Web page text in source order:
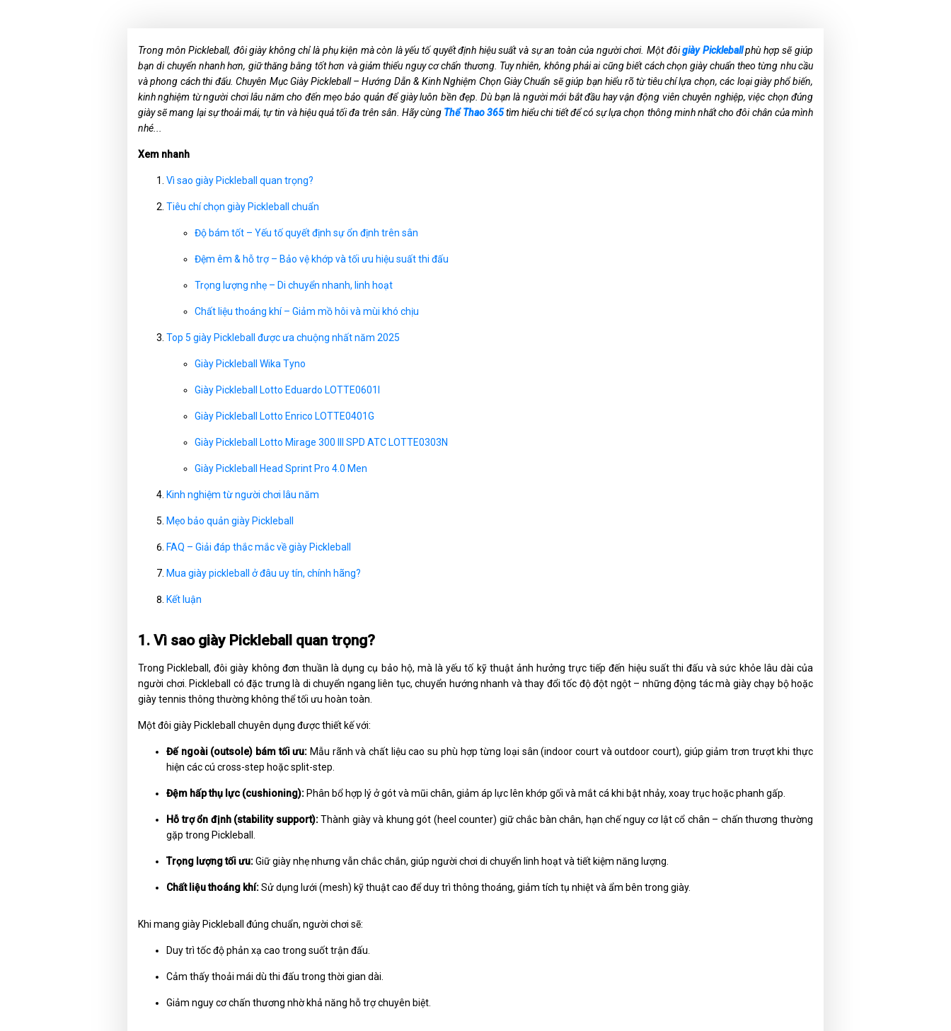
Trong môn Pickleball, đôi giày không chỉ là phụ kiện mà còn là yếu tố quyết định hiệu suất và sự an toàn của người chơi. Một đôigiày Pickleballphù hợp sẽ giúp
bạn di chuyển nhanh hơn, giữ thăng bằng tốt hơn và giảm thiểu nguy cơ chấn thương. Tuy nhiên, không phải ai cũng biết cách chọn giày chuẩn theo từng nhu cầu
và phong cách thi đấu. Chuyên Mục Giày Pickleball – Hướng Dẫn & Kinh Nghiệm Chọn Giày Chuẩn sẽ giúp bạn hiểu rõ từ tiêu chí lựa chọn, các loại giày phổ biến,
kinh nghiệm từ người chơi lâu năm cho đến mẹo bảo quản để giày luôn bền đẹp. Dù bạn là người mới bắt đầu hay vận động viên chuyên nghiệp, việc chọn đúng
giày sẽ mang lại sự thoải mái, tự tin và hiệu quả tối đa trên sân. Hãy cùng Thể Thao 365tìm hiểu chi tiết để có sự lựa chọn thông minh nhất cho đôi chân của mình
nhé...
Xem nhanh
Vì sao giày Pickleball quan trọng?
Tiêu chí chọn giày Pickleball chuẩn
Độ bám tốt – Yếu tố quyết định sự ổn định trên sân
Đệm êm & hỗ trợ – Bảo vệ khớp và tối ưu hiệu suất thi đấu
Trọng lượng nhẹ – Di chuyển nhanh, linh hoạt
Chất liệu thoáng khí – Giảm mồ hôi và mùi khó chịu
Top 5 giày Pickleball được ưa chuộng nhất năm 2025
Giày Pickleball Wika Tyno
Giày Pickleball Lotto Eduardo LOTTE0601I
Giày Pickleball Lotto Enrico LOTTE0401G
Giày Pickleball Lotto Mirage 300 III SPD ATC LOTTE0303N
Giày Pickleball Head Sprint Pro 4.0 Men
Kinh nghiệm từ người chơi lâu năm
Mẹo bảo quản giày Pickleball
FAQ – Giải đáp thắc mắc về giày Pickleball
Mua giày pickleball ở đâu uy tín, chính hãng?
Kết luận
1. Vì sao giày Pickleball quan trọng?
Trong Pickleball, đôi giày không đơn thuần là dụng cụ bảo hộ, mà là yếu tố kỹ thuật ảnh hưởng trực tiếp đến hiệu suất thi đấu và sức khỏe lâu dài của
người chơi. Pickleball có đặc trưng là di chuyển ngang liên tục, chuyển hướng nhanh và thay đổi tốc độ đột ngột – những động tác mà giày chạy bộ hoặc
giày tennis thông thường không thể tối ưu hoàn toàn.
Một đôi giày Pickleball chuyên dụng được thiết kế với:
Đế ngoài (outsole) bám tối ưu: Mẫu rãnh và chất liệu cao su phù hợp từng loại sân (indoor court và outdoor court), giúp giảm trơn trượt khi thực
hiện các cú cross-step hoặc split-step.
Đệm hấp thụ lực (cushioning): Phân bổ hợp lý ở gót và mũi chân, giảm áp lực lên khớp gối và mắt cá khi bật nhảy, xoay trục hoặc phanh gấp.
Hỗ trợ ổn định (stability support):Thành giày và khung gót (heel counter) giữ chắc bàn chân, hạn chế nguy cơ lật cổ chân – chấn thương thường
gặp trong Pickleball.
Trọng lượng tối ưu:Giữ giày nhẹ nhưng vẫn chắc chắn, giúp người chơi di chuyển linh hoạt và tiết kiệm năng lượng.
Chất liệu thoáng khí:Sử dụng lưới (mesh) kỹ thuật cao để duy trì thông thoáng, giảm tích tụ nhiệt và ẩm bên trong giày.
Khi mang giày Pickleball đúng chuẩn, người chơi sẽ:
Duy trì tốc độ phản xạ cao trong suốt trận đấu.
Cảm thấy thoải mái dù thi đấu trong thời gian dài.
Giảm nguy cơ chấn thương nhờ khả năng hỗ trợ chuyên biệt.